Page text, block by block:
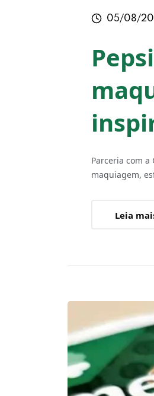
05/08/
Parceria com
maquiagem,
Leia